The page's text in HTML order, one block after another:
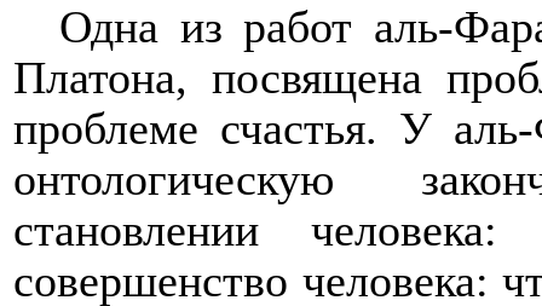
Одна из работ аль-
Платона, посвящена
проблеме счастья. У
онтологическую
становлении
совершенство человека: